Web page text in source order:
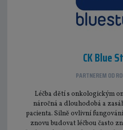
CK Blue
PARTNEREM OD
Léčba dětí s onkologickým
náročná a dlouhodobá a
pacienta. Silně ovlivní
znovu budovat léčbou často